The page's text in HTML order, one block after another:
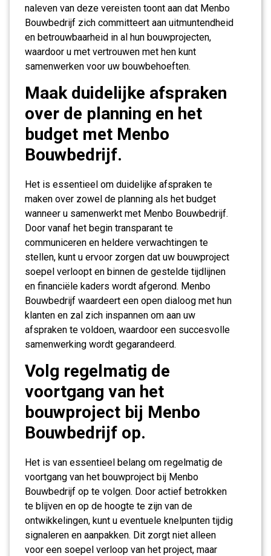
naleven van deze vereisten toont aan dat Menbo
Bouwbedrijf zich committeert aan uitmuntendheid
en betrouwbaarheid in al hun bouwprojecten,
waardoor u met vertrouwen met hen kunt
samenwerken voor uw bouwbehoeften.
Maak duidelijke afspraken
over de planning en het
budget met Menbo
Bouwbedrijf.
Het is essentieel om duidelijke afspraken te
maken over zowel de planning als het budget
wanneer u samenwerkt met Menbo Bouwbedrijf.
Door vanaf het begin transparant te
communiceren en heldere verwachtingen te
stellen, kunt u ervoor zorgen dat uw bouwproject
soepel verloopt en binnen de gestelde tijdlijnen
en financiële kaders wordt afgerond. Menbo
Bouwbedrijf waardeert een open dialoog met hun
klanten en zal zich inspannen om aan uw
afspraken te voldoen, waardoor een succesvolle
samenwerking wordt gegarandeerd.
Volg regelmatig de
voortgang van het
bouwproject bij Menbo
Bouwbedrijf op.
Het is van essentieel belang om regelmatig de
voortgang van het bouwproject bij Menbo
Bouwbedrijf op te volgen. Door actief betrokken
te blijven en op de hoogte te zijn van de
ontwikkelingen, kunt u eventuele knelpunten tijdig
signaleren en aanpakken. Dit zorgt niet alleen
voor een soepel verloop van het project, maar